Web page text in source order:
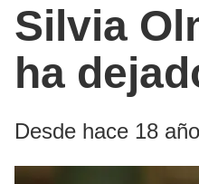
Silvia
ha
Desde hace 18